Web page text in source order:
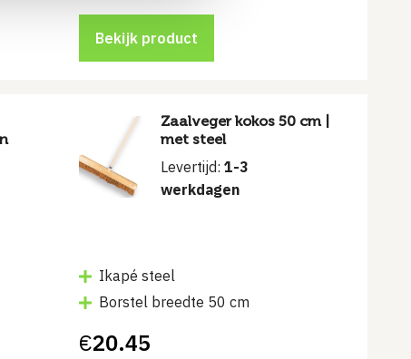
was:
€299.99.
is:
€228.75.
Bekijk product
Zaalveger kokos 50 cm |
met steel
Levertijd:1-3
werkdagen
Ikapé steel
Borstel breedte 50 cm
€20.45